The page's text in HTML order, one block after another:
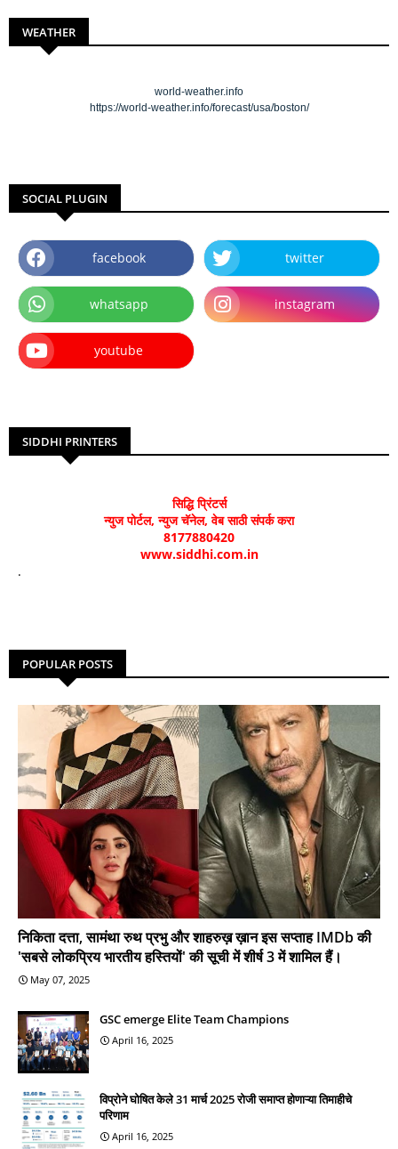
WEATHER
world-weather.info
https://world-weather.info/forecast/usa/boston/
SOCIAL PLUGIN
facebook twitter
whatsapp instagram
youtube
SIDDHI PRINTERS
सिद्धि प्रिंटर्स
न्युज पोर्टल, न्युज चॅनेल, वेब साठी संपर्क करा
8177880420
www.siddhi.com.in
.
POPULAR POSTS
निकिता दत्ता, सामंथा रुथ प्रभु और शाहरुख़ ख़ान इस सप्ताह IMDb की
'सबसे लोकप्रिय भारतीय हस्तियों' की सूची में शीर्ष 3 में शामिल हैं।
May 07, 2025
GSC emerge Elite Team Champions
April 16, 2025
विप्रोने घोषित केले 31 मार्च 2025 रोजी समाप्त होणाऱ्या तिमाहीचे
परिणाम
April 16, 2025